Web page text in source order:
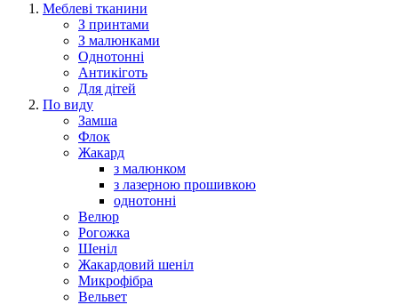
Меблеві тканини
З принтами
З малюнками
Однотонні
Антикіготь
Для дітей
По виду
Замша
Флок
Жакард
з малюнком
з лазерною прошивкою
однотонні
Велюр
Рогожка
Шеніл
Жакардовий шеніл
Микрофібра
Вельвет